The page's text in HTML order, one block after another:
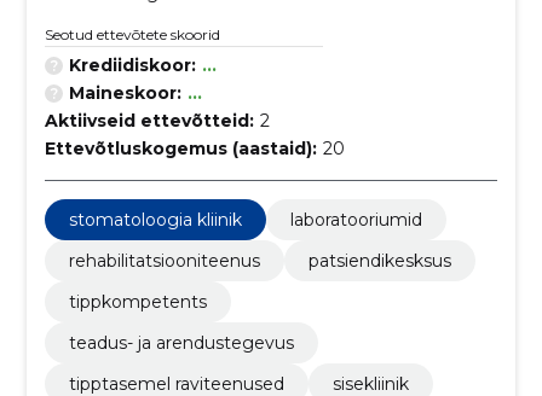
Seotud ettevõtete skoorid
Krediidiskoor: ...
Maineskoor: ...
Aktiivseid ettevõtteid: 2
Ettevõtluskogemus (aastaid): 20
stomatoloogia kliinik
laboratooriumid
rehabilitatsiooniteenus
patsiendikesksus
tippkompetents
teadus- ja arendustegevus
tipptasemel raviteenused
sisekliinik